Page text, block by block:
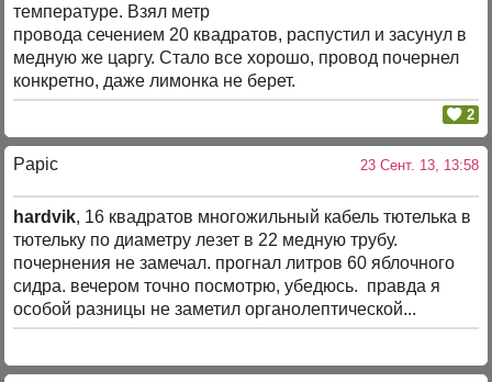
температуре. Взял метр
провода сечением 20 квадратов, распустил и засунул в
медную же царгу. Стало все хорошо, провод почернел
конкретно, даже лимонка не берет.
2
Papic 23 Сент. 13, 13:58
hardvik, 16 квадратов многожильный кабель тютелька в
тютельку по диаметру лезет в 22 медную трубу.
почернения не замечал. прогнал литров 60 яблочного
сидра. вечером точно посмотрю, убедюсь. правда я
особой разницы не заметил органолептической...